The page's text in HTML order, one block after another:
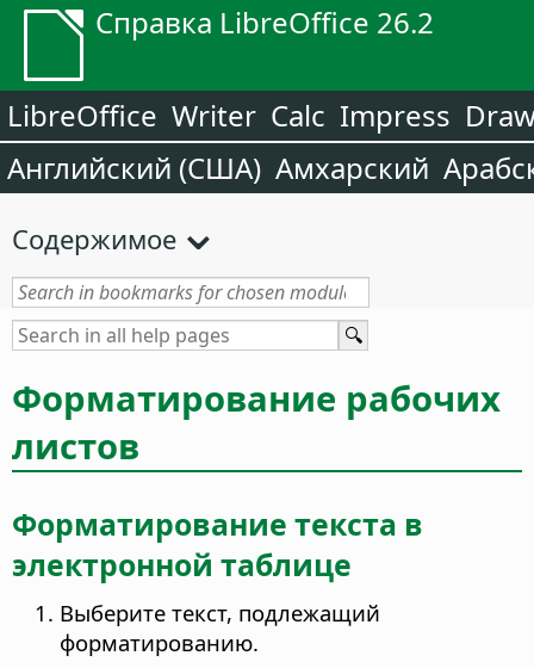
Справка LibreOffice 26.2
LibreOffice Writer Calc Impress
Английский (США) Амхарский
Содержимое
Форматирование рабочих
листов
Форматирование текста в
электронной таблице
Выберите текст, подлежащий
форматированию.